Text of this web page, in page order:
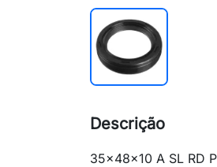
Descrição
35x48x10 A SL RD